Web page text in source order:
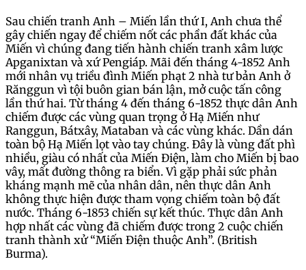
Sau chiến tranh Anh – Miến lần thứ I, Anh chưa thể
gây chiến ngay để chiếm nốt các phần đất khác của
Miến vì chúng đang tiến hành chiến tranh xâm lược
Apganixtan và xứ Pengiáp. Mãi đến tháng 4-1852 Anh
mới nhân vụ triều đình Miến phạt 2 nhà tư bản Anh ở
Rănggun vì tội buôn gian bán lận, mở cuộc tấn công
lần thứ hai. Từ tháng 4 đến tháng 6-1852 thực dân Anh
chiếm được các vùng quan trọng ở Hạ Miến như
Ranggun, Bátxây, Mataban và các vùng khác. Dần dán
toàn bộ Hạ Miến lọt vào tay chúng. Đây là vùng đất phì
nhiều, giàu có nhất của Miến Điện, làm cho Miến bị bao
vây, mất đường thông ra biển. Vì gặp phải sức phản
kháng mạnh mẽ của nhân dân, nên thực dân Anh
không thực hiện được tham vọng chiếm toàn bộ đất
nước. Tháng 6-1853 chiến sự kết thúc. Thực dân Anh
hợp nhất các vùng đã chiếm được trong 2 cuộc chiến
tranh thành xử “Miến Điện thuộc Anh”. (British
Burma).